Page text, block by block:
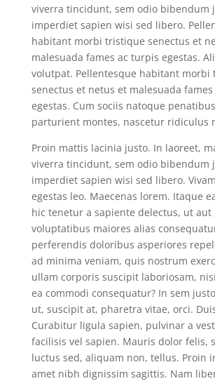
viverra tincidunt, sem odio bibendum
imperdiet sapien wisi sed libero.
habitant morbi tristique senectus et
malesuada fames ac turpis egestas.
volutpat. Pellentesque habitant morbi
senectus et netus et malesuada
egestas. Cum sociis natoque
parturient montes, nascetur ridiculus
Proin mattis lacinia justo. In laoreet,
viverra tincidunt, sem odio bibendum
imperdiet sapien wisi sed libero.
egestas leo. Maecenas lorem. Itaque
hic tenetur a sapiente delectus, ut aut
voluptatibus maiores alias
perferendis doloribus asperiores
ad minima veniam, quis nostrum
ullam corporis suscipit laboriosam,
ea commodi consequatur? In sem
ut, suscipit at, pharetra vitae, orci.
Curabitur ligula sapien, pulvinar a
facilisis vel sapien. Mauris dolor felis,
luctus sed, aliquam non, tellus. Proin
amet nibh dignissim sagittis. Nam